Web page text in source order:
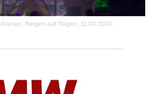
Grange, Bergen auf Rügen, 11.04.2026